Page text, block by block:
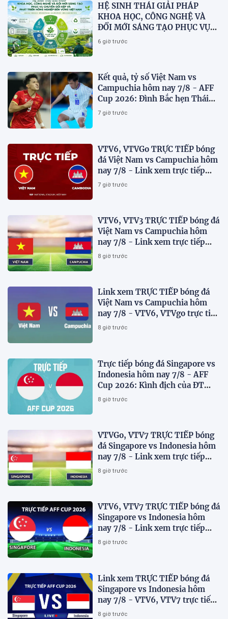
HỆ SINH THÁI GIẢI PHÁP
KHOA HỌC, CÔNG NGHỆ VÀ
ĐỔI MỚI SÁNG TẠO PHỤC VỤ
CHUYỂN ĐỔI KÉP VÀ PHÁT
6 giờ trước
Kết quả, tỷ số Việt Nam vs
Campuchia hôm nay 7/8 - AFF
Cup 2026: Đình Bắc hẹn Thái
Lan ở chung kết?
7 giờ trước
VTV6, VTVGo TRỰC TIẾP bóng
đá Việt Nam vs Campuchia hôm
nay 7/8 - Link xem trực tiếp
AFF Cup 2026 mới nhất
7 giờ trước
VTV6, VTV3 TRỰC TIẾP bóng đá
Việt Nam vs Campuchia hôm
nay 7/8 - Link xem trực tiếp
AFF Cup 2026 mới nhất
8 giờ trước
Link xem TRỰC TIẾP bóng đá
Việt Nam vs Campuchia hôm
nay 7/8 - VTV6, VTVgo trực tiếp
AFF Cup 2026
8 giờ trước
Trực tiếp bóng đá Singapore vs
Indonesia hôm nay 7/8 - AFF
Cup 2026: Kình địch của ĐT
Việt Nam thua đau?
8 giờ trước
VTVGo, VTV7 TRỰC TIẾP bóng
đá Singapore vs Indonesia hôm
nay 7/8 - Link xem trực tiếp
AFF Cup 2026 mới nhất
8 giờ trước
VTV6, VTV7 TRỰC TIẾP bóng đá
Singapore vs Indonesia hôm
nay 7/8 - Link xem trực tiếp
AFF Cup 2026 mới nhất
8 giờ trước
Link xem TRỰC TIẾP bóng đá
Singapore vs Indonesia hôm
nay 7/8 - VTV6, VTV7 trực tiếp
AFF Cup 2026
8 giờ trước